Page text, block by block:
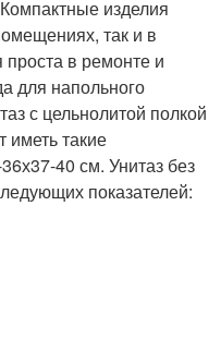
изделия
так и в
проста в ремонте и
для напольного
с цельнолитой полкой
иметь такие
40 см. Унитаз без
показателей: